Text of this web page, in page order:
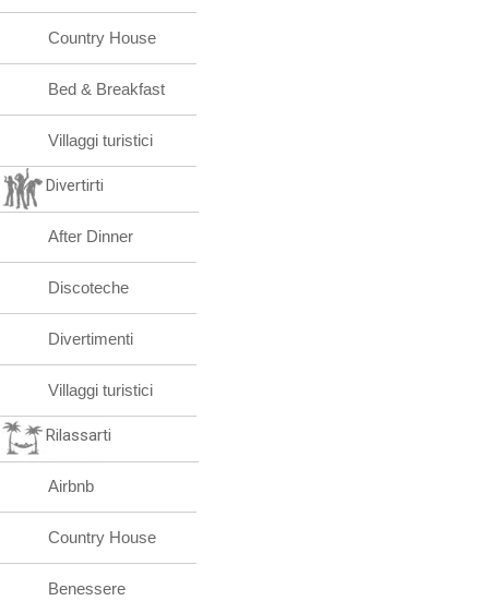
Country House
Bed & Breakfast
Villaggi turistici
Divertirti
After Dinner
Discoteche
Divertimenti
Villaggi turistici
Rilassarti
Airbnb
Country House
Benessere